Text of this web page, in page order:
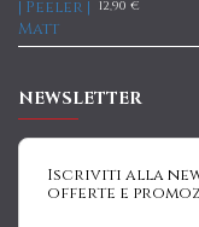
12,90 €
NEWSLETTER
Iscriviti alla
offerte e